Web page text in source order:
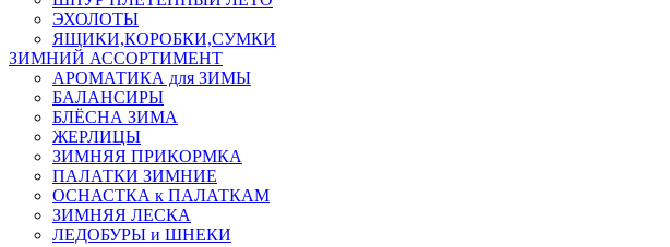
ЭХОЛОТЫ
ЯЩИКИ,КОРОБКИ,СУМКИ
ЗИМНИЙ АССОРТИМЕНТ
АРОМАТИКА для ЗИМЫ
БАЛАНСИРЫ
БЛЁСНА ЗИМА
ЖЕРЛИЦЫ
ЗИМНЯЯ ПРИКОРМКА
ПАЛАТКИ ЗИМНИЕ
ОСНАСТКА к ПАЛАТКАМ
ЗИМНЯЯ ЛЕСКА
ЛЕДОБУРЫ и ШНЕКИ